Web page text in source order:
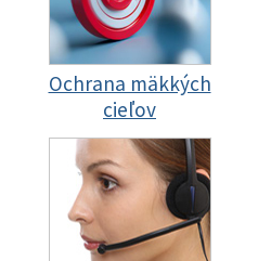
Ochrana mäkkých
cieľov